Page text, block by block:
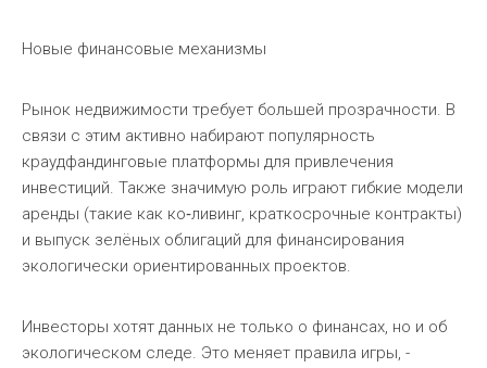
Новые финансовые механизмы
Рынок недвижимости требует большей прозрачности. В
связи с этим активно набирают популярность
краудфандинговые платформы для привлечения
инвестиций. Также значимую роль играют гибкие модели
аренды (такие как ко‑ливинг, краткосрочные контракты)
и выпуск зелёных облигаций для финансирования
экологически ориентированных проектов.
Инвесторы хотят данных не только о финансах, но и об
экологическом следе. Это меняет правила игры, -